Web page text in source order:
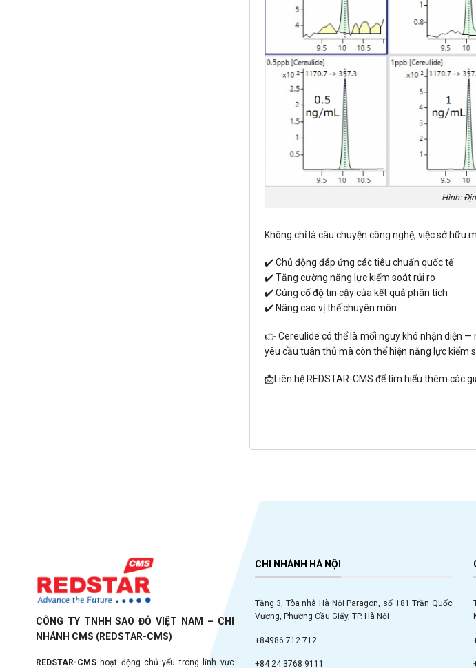
Hình:
Không chỉ là câu chuyện công nghệ, việc sở
✔️ Chủ động đáp ứng các tiêu chuẩn quốc tế
✔️ Tăng cường năng lực kiểm soát rủi ro
✔️ Củng cố độ tin cậy của kết quả phân tích
✔️ Nâng cao vị thế chuyên môn
👉 Cereulide có thể là mối nguy khó nhận diện
yêu cầu tuân thủ mà còn thể hiện năng lực kiểm
📩Liên hệ REDSTAR-CMS để tìm hiểu thêm các
CÔNG TY TNHH SAO ĐỎ VIỆT NAM – CHI
NHÁNH CMS (REDSTAR-CMS)
REDSTAR-CMS hoạt động chủ yếu trong lĩnh vực
CHI NHÁNH HÀ NỘI
Tầng 3, Tòa nhà Hà Nội Paragon, số 181 Trần Quốc
Vượng, Phường Cầu Giấy, TP. Hà Nội
+84986 712 712
+84 24 3768 9111